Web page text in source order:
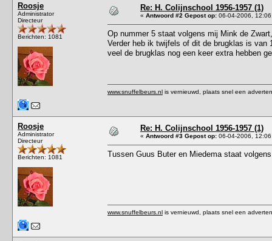
Roosje
Administrator
Directeur
Berichten: 1081
Re: H. Colijnschool 1956-1957 (1)
« Antwoord #2 Gepost op: 06-04-2006,
Op nummer 5 staat volgens mij Mink de
Verder heb ik twijfels of dit de brugklas is van
veel de brugklas nog een keer extra hebben
www.snuffelbeurs.nl is vernieuwd, plaats snel een
Roosje
Administrator
Directeur
Berichten: 1081
Re: H. Colijnschool 1956-1957 (1)
« Antwoord #3 Gepost op: 06-04-2006,
Tussen Guus Buter en Miedema staat
www.snuffelbeurs.nl is vernieuwd, plaats snel een